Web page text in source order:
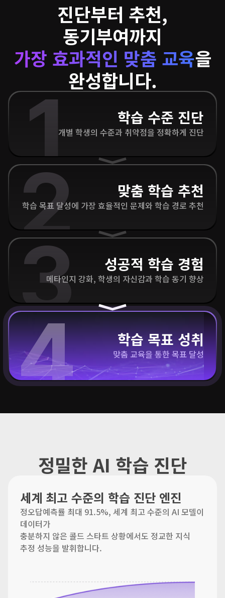
진단부터 추천,
동기부여까지
가장 효과적인 맞춤 교육을
완성합니다.
1 학습 수준 진단
개별 학생의 수준과 취약점을 정확하게 진단
2 맞춤 학습 추천
학습 목표 달성에 가장 효율적인 문제와 학습 경로 추천
3 성공적 학습 경험
메타인지 강화, 학생의 자신감과 학습 동기 향상
4 학습 목표 성취
맞춤 교육을 통한 목표 달성
정밀한 AI 학습 진단
세계 최고 수준의 학습 진단 엔진
정오답예측률 최대 91.5%, 세계 최고 수준의 AI 모델이
데이터가
충분하지 않은 콜드 스타트 상황에서도 정교한 지식
추정 성능을 발휘합니다.